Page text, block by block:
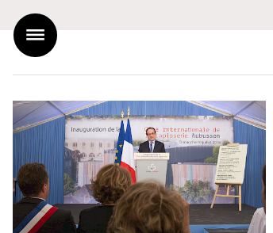
Projets
Agence
Actualités
Contact
FR |
EN